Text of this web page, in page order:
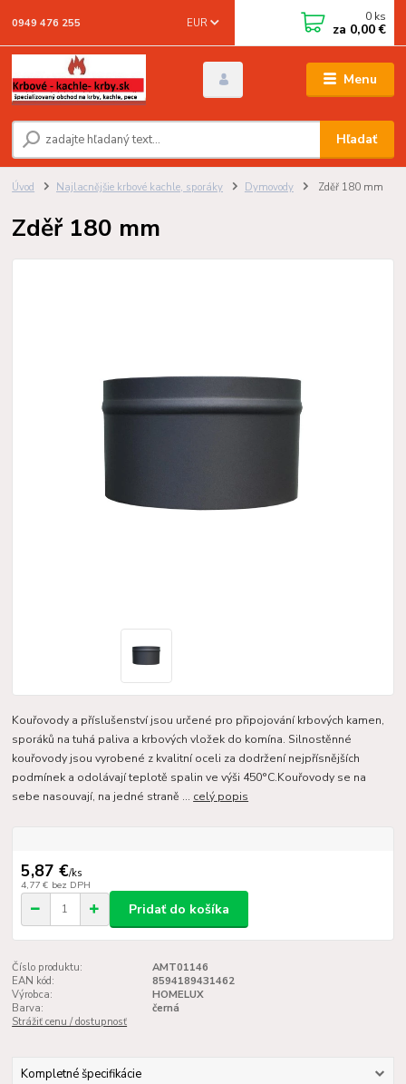
Menu
EUR
Hľadať
0949 476 255 0 ks
za 0,00 €
Úvod Najlacnějšie krbové kachle, sporáky Dymovody Zděř 180 mm
Zděř 180 mm
Kouřovody a příslušenství jsou určené pro připojování krbových kamen,
sporáků na tuhá paliva a krbových vložek do komína. Silnostěnné
kouřovody jsou vyrobené z kvalitní oceli za dodržení nejpřísnějších
podmínek a odolávají teplotě spalin ve výši 450°C.Kouřovody se na
sebe nasouvají, na jedné straně ... celý popis
5,87 €/ks
4,77 € bez DPH
Pridať do košíka
Číslo produktu:
AMT01146
EAN kód:
8594189431462
Výrobca:
HOMELUX
Barva:
černá
Strážiť cenu / dostupnosť
Kompletné špecifikácie